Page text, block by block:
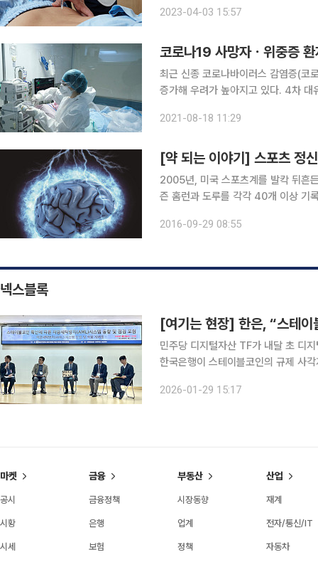
로2의 허리디스크 치료 기전을 규명
2023-04-03 15:57
코로나19 사망자ㆍ위중증
최근 신종 코로나바이러스 감염증(
증가해 우려가 높아지고 있다. 4차 대
일 0시 기준 신규 확진자는 전날보다
2021-08-18 11:29
[약 되는 이야기] 스포츠 정
2005년, 미국 스포츠계를 발칵 뒤흔
즌 홈런과 도루를 각각 40개 이상 기
복용했다고 실토한 것이다. 그의 증언
2016-09-29 08:55
넥스블록
[여기는 현장] 한은, “스테이
민주당 디지털자산 TF가 내달 초 디
한국은행이 스테이블코인의 규제 사
자금세탁방지 시스템 동향 및 점검
2026-01-29 15:17
마켓
공시
시황
시세
금융
금융정책
은행
보험
부동산
시장동향
업계
정책
산업
재계
전자/통신/IT
자동차